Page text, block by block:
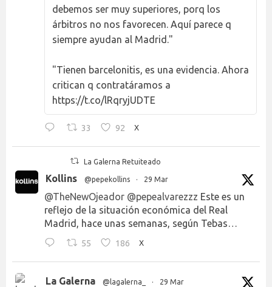
debemos ser muy superiores, porq los
árbitros no nos favorecen. Aquí parece q
siempre ayudan al Madrid."
"Tienen barcelonitis, es una evidencia. Ahora
critican q contratáramos a
https://t.co/lRqryjUDTE
33 92 X
La Galerna Retuiteado
Kollins @pepekollins · 29 Mar
@TheNewOjeador @pepealvarezzz Este es un
reflejo de la situación económica del Real
Madrid, hace unas semanas, según Tebas…
55 186 X
La Galerna @lagalerna_ · 29 Mar